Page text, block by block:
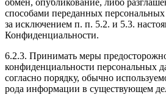
способами переданных
за исключением п. п. 5.2. и 5.3.
Конфиденциальности.
6.2.3. Принимать меры
конфиденциальности персональных
согласно порядку, обычно
рода информации в существующем